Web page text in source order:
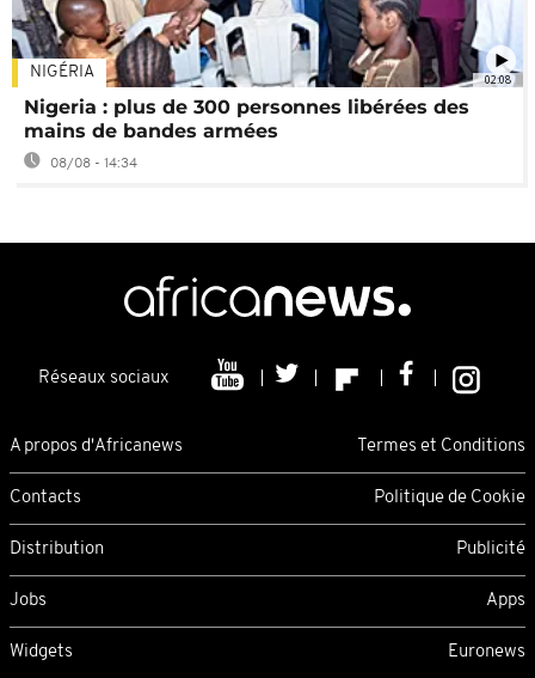
02:08
NIGÉRIA
Nigeria : plus de 300 personnes libérées des
mains de bandes armées
08/08 - 14:34
Réseaux sociaux
A propos d'Africanews Termes et Conditions
Contacts Politique de Cookie
Distribution Publicité
Jobs Apps
Widgets Euronews